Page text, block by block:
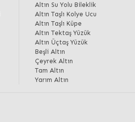
Altın Su Yolu Bileklik
Altın Taşlı Kolye Ucu
Altın Taşlı Küpe
Altın Tektaş Yüzük
Altın Üçtaş Yüzük
Beşli Altın
Çeyrek Altın
Tam Altın
Yarım Altın